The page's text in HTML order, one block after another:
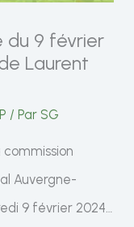
du 9 février
Laurent
/ Par SG
Auvergne-
9 février 2024…